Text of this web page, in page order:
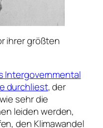
ihrer größten
Intergovernmental
durchliest, der
sehr die
leiden werden,
den Klimawandel